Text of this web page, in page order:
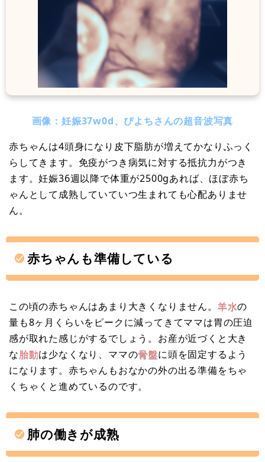
画像：妊娠37w0d、ぴよちさんの超音波写真
赤ちゃんは4頭身になり皮下脂肪が増えてかなりふっく
らしてきます。免疫がつき病気に対する抵抗力がつき
ます。妊娠36週以降で体重が2500gあれば、ほぼ赤ち
ゃんとして成熟していていつ生まれても心配ありませ
ん。
赤ちゃんも準備している
この頃の赤ちゃんはあまり大きくなりません。 羊水の
量も8ヶ月くらいをピークに減ってきてママは胃の圧迫
感が取れた感じがするでしょう。お産が近づくと大き
な胎動は少なくなり、ママの骨盤に頭を固定するよう
になります。赤ちゃんもおなかの外の出る準備をちゃ
くちゃくと進めているのです。
肺の働きが成熟